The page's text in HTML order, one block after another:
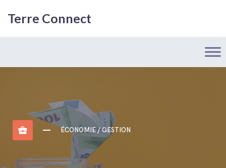
Terre Connect
business_center ÉCONOMIE / GESTION